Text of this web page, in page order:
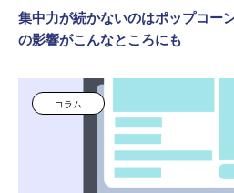
集中力が続かないのはポップコー
の影響がこんなところにも
コラム